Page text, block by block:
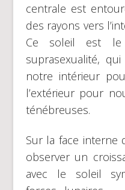
centrale est
des rayons vers
Ce soleil est
suprasexualité,
notre intérieur
l’extérieur pour
ténébreuses.
Sur la face interne
observer un
avec le soleil